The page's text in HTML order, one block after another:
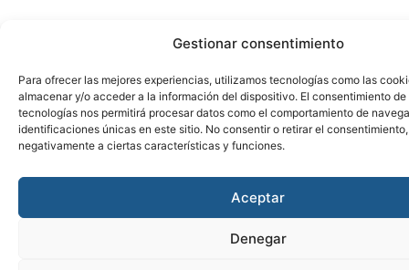
Gestionar consentimiento
Para ofrecer las mejores experiencias, utilizamos tecnologías como las
almacenar y/o acceder a la información del dispositivo. El consentimiento de
tecnologías nos permitirá procesar datos como el comportamiento de
identificaciones únicas en este sitio. No consentir o retirar el
negativamente a ciertas características y funciones.
Aceptar
Denegar